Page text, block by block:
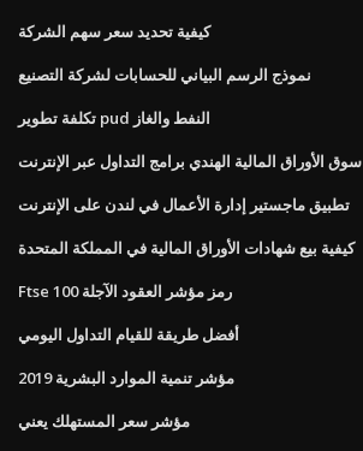
كيفية تحديد سعر سهم الشركة
نموذج الرسم البياني للحسابات لشركة التصنيع
تكلفة تطوير pud النفط والغاز
سوق الأوراق المالية الهندي برامج التداول عبر الإنترنت
تطبيق ماجستير إدارة الأعمال في لندن على الإنترنت
كيفية بيع شهادات الأوراق المالية في المملكة المتحدة
Ftse 100 رمز مؤشر العقود الآجلة
أفضل طريقة للقيام التداول اليومي
مؤشر تنمية الموارد البشرية 2019
مؤشر سعر المستهلك يعني